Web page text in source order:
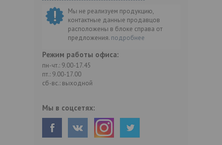
Мы не реализуем продукцию,
контактные данные продавцов
расположены в блоке справа от
предложения. подробнее
Режим работы офиса:
пн-чт.: 9.00-17.45
пт.: 9.00-17.00
сб-вс.: выходной
Мы в соцсетях: